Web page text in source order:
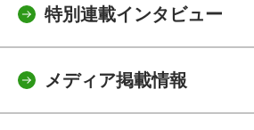
特別連載インタビュー
メディア掲載情報